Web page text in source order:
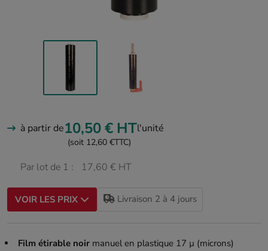
à partir de10,50 € HTl'unité
(soit 12,60 €TTC)
Par lot de 1 : 17,60 € HT
VOIR LES PRIX Livraison 2 à 4 jours
Film étirable noirmanuel en plastique 17 µ (microns)